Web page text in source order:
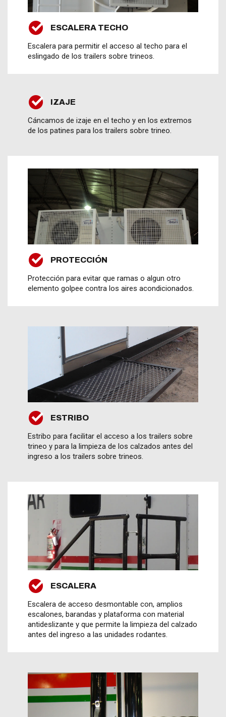
ESCALERA TECHO
Escalera para permitir el acceso al techo para el
eslingado de los trailers sobre trineos.
IZAJE
Cáncamos de izaje en el techo y en los extremos
de los patines para los trailers sobre trineo.
PROTECCIÓN
Protección para evitar que ramas o algun otro
elemento golpee contra los aires acondicionados.
ESTRIBO
Estribo para facilitar el acceso a los trailers sobre
trineo y para la limpieza de los calzados antes del
ingreso a los trailers sobre trineos.
ESCALERA
Escalera de acceso desmontable con, amplios
escalones, barandas y plataforma con material
antideslizante y que permite la limpieza del calzado
antes del ingreso a las unidades rodantes.